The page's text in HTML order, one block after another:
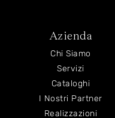
Azienda
Chi Siamo
Servizi
Cataloghi
I Nostri Partner
Realizzazioni